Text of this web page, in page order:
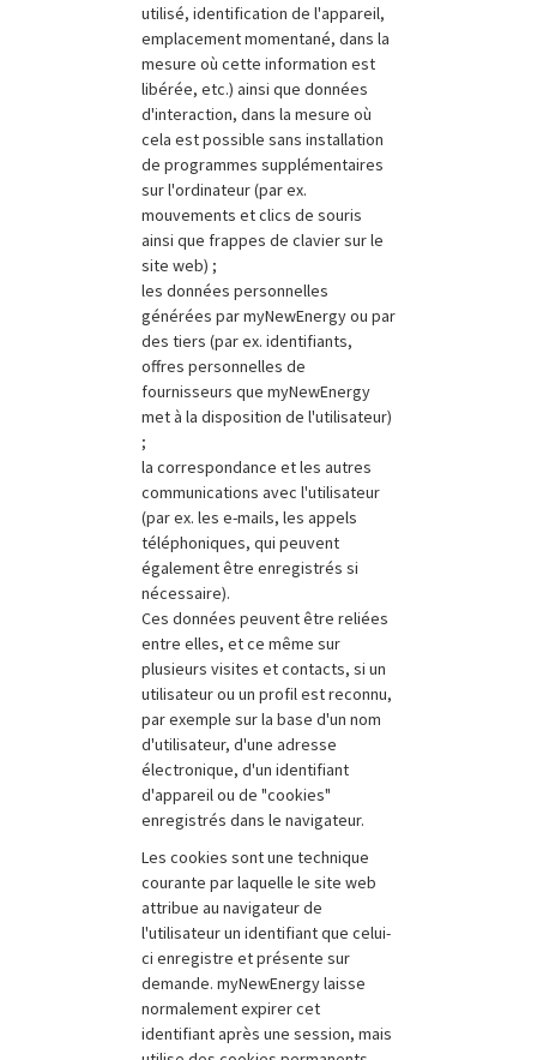
utilisé, identification de l'appareil,
emplacement momentané, dans la
mesure où cette information est
libérée, etc.) ainsi que données
d'interaction, dans la mesure où
cela est possible sans installation
de programmes supplémentaires
sur l'ordinateur (par ex.
mouvements et clics de souris
ainsi que frappes de clavier sur le
site web) ;
les données personnelles
générées par myNewEnergy ou par
des tiers (par ex. identifiants,
offres personnelles de
fournisseurs que myNewEnergy
met à la disposition de l'utilisateur)
;
la correspondance et les autres
communications avec l'utilisateur
(par ex. les e-mails, les appels
téléphoniques, qui peuvent
également être enregistrés si
nécessaire).
Ces données peuvent être reliées
entre elles, et ce même sur
plusieurs visites et contacts, si un
utilisateur ou un profil est reconnu,
par exemple sur la base d'un nom
d'utilisateur, d'une adresse
électronique, d'un identifiant
d'appareil ou de "cookies"
enregistrés dans le navigateur.
Les cookies sont une technique
courante par laquelle le site web
attribue au navigateur de
l'utilisateur un identifiant que celui-
ci enregistre et présente sur
demande. myNewEnergy laisse
normalement expirer cet
identifiant après une session, mais